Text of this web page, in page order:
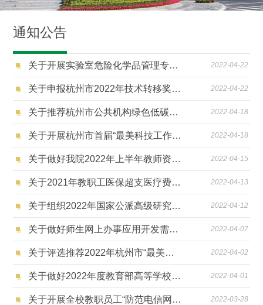
通知公告
关于开展实验室危险化学品管理专项检查整改的通知 2022-04-22
关于申报杭州市2022年技术转移奖励的通知 2022-04-22
关于推荐杭州市公共机构绿色低碳专家智库成员的通知 2022-04-18
关于开展杭州市首届“最美科技工作者” 选树宣传活动的通知 2022-04-18
关于做好我院2022年上半年教师资格认定工作的通知 2022-04-15
关于2021年教职工医保超支医疗费报销的通知 2022-04-13
关于组织2022年国家公派高级研究学者、访问学者、博士后项目（面上项目）申报的通知 2022-04-12
关于做好师生网上办事应用开发需求梳理工作的通知 2022-04-07
关于评选推荐2022年杭州市“最美退役军人”“最美拥军人物”候选人的通知 2022-04-02
关于做好2022年度教育部高等学校科学研究优秀成果奖（科学技术）提名工作的通知 2022-04-01
关于开展全校教职员工“防范电信网络诈骗”专题教育活动的通知 2022-03-28